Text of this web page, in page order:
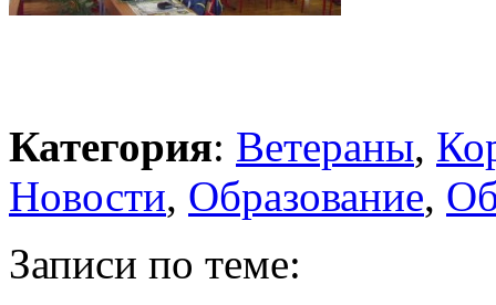
Категория: Ветераны,
Новости, Образование,
Записи по теме: